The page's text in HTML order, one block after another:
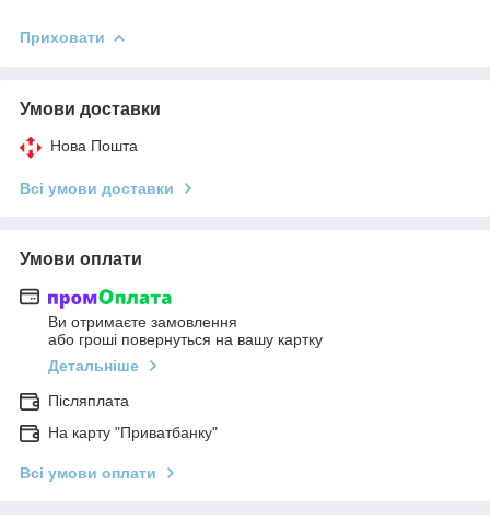
Приховати
Умови доставки
Нова Пошта
Всі умови доставки
Умови оплати
Ви отримаєте замовлення
або гроші повернуться на вашу картку
Детальніше
Післяплата
На карту "Приватбанку"
Всі умови оплати